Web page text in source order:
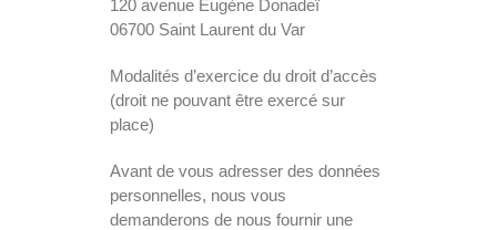
120 avenue Eugène Donadeï
06700 Saint Laurent du Var
Modalités d’exercice du droit d’accès
(droit ne pouvant être exercé sur
place)
Avant de vous adresser des données
personnelles, nous vous
demanderons de nous fournir une